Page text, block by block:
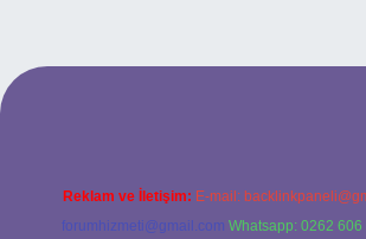
Reklam ve İletişim: E-mail:
forumhizmeti@gmail.com Whatsapp: 0262 606